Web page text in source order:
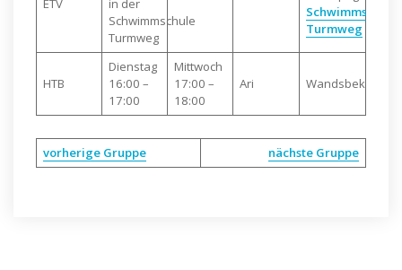
ETV
in der
Schwimmschule
Turmweg
Schwimmschule
Turmweg
HTB
Dienstag
16:00 –
17:00
Mittwoch
17:00 –
18:00
Ari Wandsbek
vorherige Gruppe nächste Gruppe